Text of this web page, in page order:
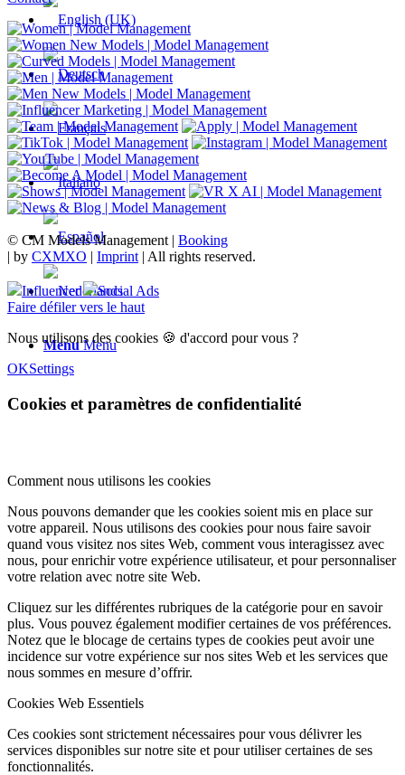
Menu Menu
© CM Models Management | Booking
by CXMXO Imprint| All rights reserved.
Influencer
Social Ads
Faire défiler vers le haut
Nous utilisons des cookies 🍪 d'accord pour vous ?
OKSettings
Cookies et paramètres de confidentialité
Comment nous utilisons les cookies
Nous pouvons demander que les cookies soient mis en place sur
votre appareil. Nous utilisons des cookies pour nous faire savoir
quand vous visitez nos sites Web, comment vous interagissez avec
nous, pour enrichir votre expérience utilisateur, et pour personnaliser
votre relation avec notre site Web.
Cliquez sur les différentes rubriques de la catégorie pour en savoir
plus. Vous pouvez également modifier certaines de vos préférences.
Notez que le blocage de certains types de cookies peut avoir une
incidence sur votre expérience sur nos sites Web et les services que
nous sommes en mesure d’offrir.
Cookies Web Essentiels
Ces cookies sont strictement nécessaires pour vous délivrer les
services disponibles sur notre site et pour utiliser certaines de ses
fonctionnalités.